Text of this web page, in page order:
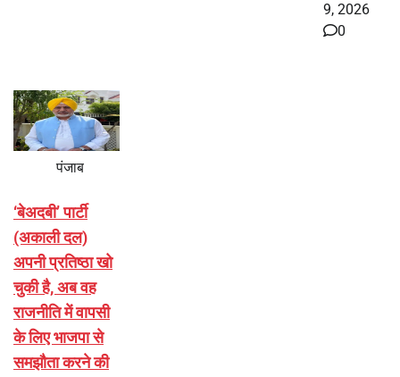
9, 2026
0
पंजाब
‘बेअदबी’ पार्टी
(अकाली दल)
अपनी प्रतिष्ठा खो
चुकी है, अब वह
राजनीति में वापसी
के लिए भाजपा से
समझौता करने की